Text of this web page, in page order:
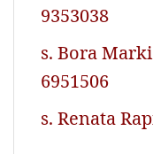
9353038
s. Bora
6951506
s. Renata